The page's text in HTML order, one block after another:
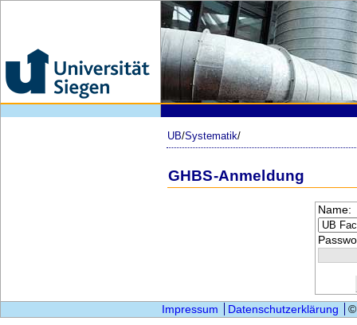
UB/Systematik/
GHBS-Anmeldung
Name:
Impressum Datenschutzerklärung ©